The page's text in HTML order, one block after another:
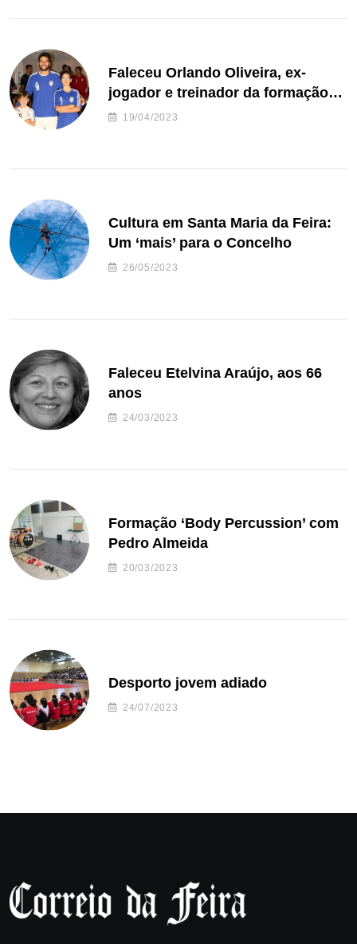
Faleceu Orlando Oliveira, ex-
jogador e treinador da formação
de andebol do Feirense
19/04/2023
Cultura em Santa Maria da Feira:
Um ‘mais’ para o Concelho
26/05/2023
Faleceu Etelvina Araújo, aos 66
anos
24/03/2023
Formação ‘Body Percussion’ com
Pedro Almeida
20/03/2023
Desporto jovem adiado
24/07/2023